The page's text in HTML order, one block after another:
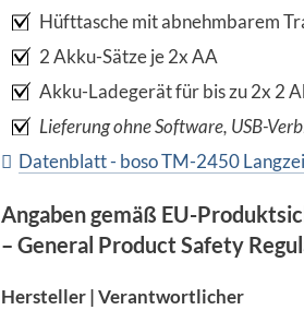
Hüfttasche mit abnehmbarem
2 Akku-Sätze je 2x AA
Akku-Ladegerät für bis zu 2x 2
Lieferung ohne Software, USB-
Datenblatt - boso TM-2450
Angaben gemäß EU-
– General Product Safety
Hersteller | Verantwortlicher